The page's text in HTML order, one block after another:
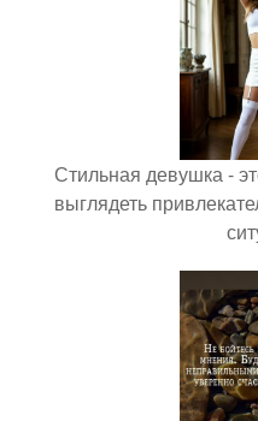
Стильная девушка -
выглядеть